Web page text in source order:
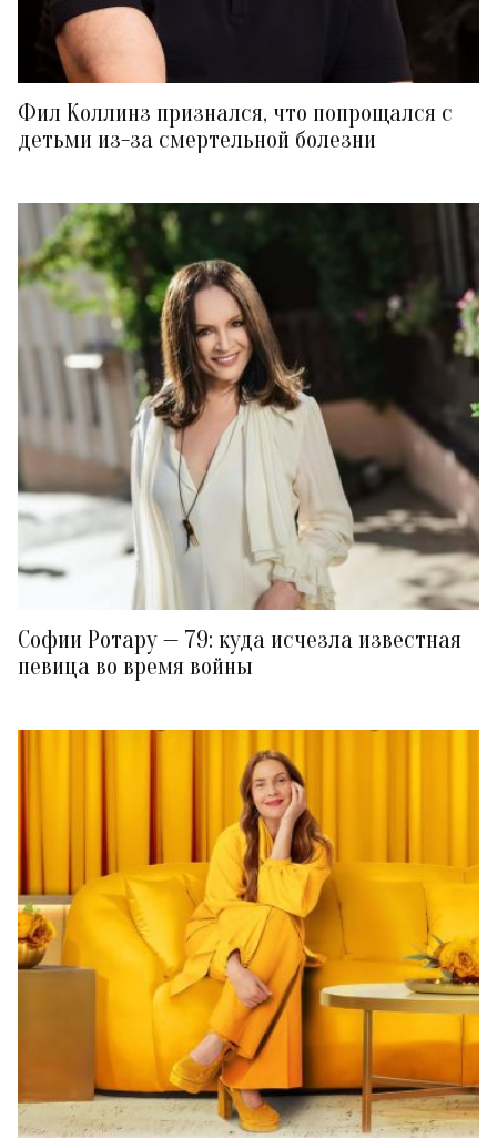
Фил Коллинз признался, что попрощался с
детьми из-за смертельной болезни
Софии Ротару — 79: куда исчезла известная
певица во время войны